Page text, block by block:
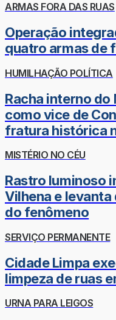
ARMAS FORA DAS RUAS
Operação
quatro armas de
HUMILHAÇÃO POLÍTICA
Racha interno do
como vice de
fratura histórica
MISTÉRIO NO CÉU
Rastro luminoso
Vilhena e
do fenômeno
SERVIÇO PERMANENTE
Cidade Limpa
limpeza de ruas
URNA PARA LEIGOS